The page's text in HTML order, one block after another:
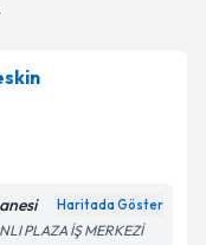
Haritada Göster
PLAZA İŞ MERKEZİ